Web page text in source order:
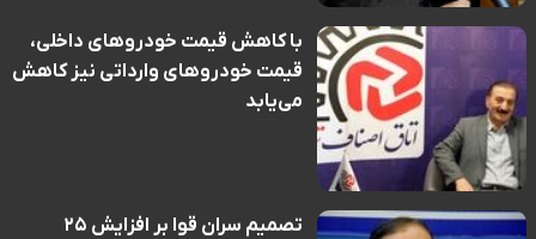
با کاهش قیمت خودروهای داخلی،
قیمت خودروهای وارداتی نیز کاهش
می‌یابد
تصمیم سران قوا بر افزایش ۲۵